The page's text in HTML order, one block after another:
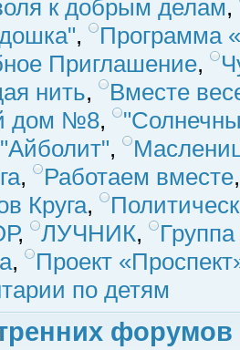
к добрым делам,
,
Программа
Приглашение,
нить,
Вместе
дом №8,
,
, Работаем вместе
Круга,
, ЛУЧНИК,
,
Проект
по детям
форумов